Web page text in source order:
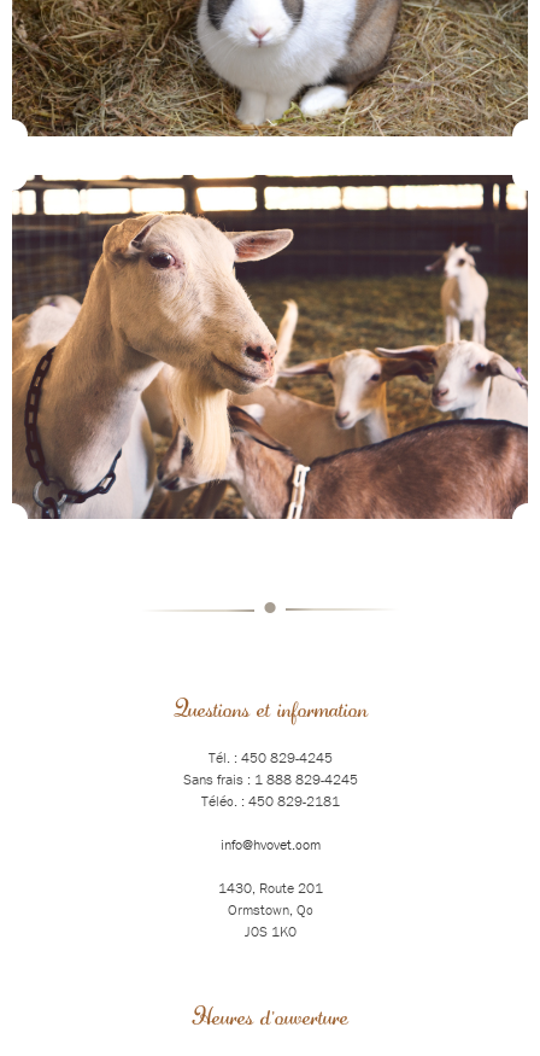
•
Questions et information
Tél. : 450 829-4245
Sans frais : 1 888 829-4245
Téléc. : 450 829-2181
info@hvovet.com
1430, Route 201
Ormstown, Qc
J0S 1K0
Heures d'ouverture